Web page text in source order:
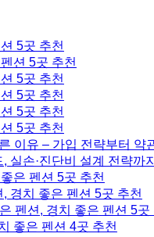
5곳 추천
션 5곳 추천
5곳 추천
5곳 추천
5곳 추천
5곳 추천
이유 – 가입 전략부터 약
실손·진단비 설계 전략까
은 펜션 5곳 추천
경치 좋은 펜션 5곳 추천
펜션, 경치 좋은 펜션 5곳
좋은 펜션 4곳 추천